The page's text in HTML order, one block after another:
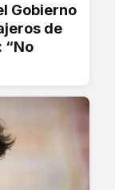
Gobierno
de
“No